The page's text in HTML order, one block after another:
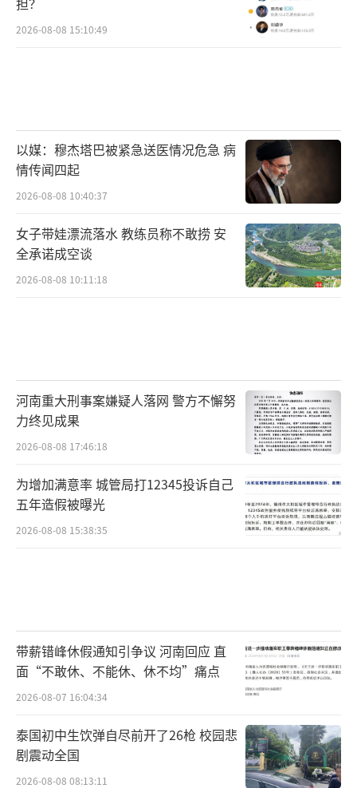
“他当时说了什么？”小特朗普向人群提
随后，他引用泰迪·罗斯福（即老罗斯
福）曾在本次会场附近演讲的历史，称特朗普
就是当代的老罗斯福。“我不相信巧合”，他
他称特朗普本可以不参选，避开纠葛，但
是“他知道，如果有任何机会拯救美国，他就
“无论你是谁，你都可以成为让美国再次
伟大运动的一部分”，他呼吁道，并以特朗普
的副总统人选万斯与他的经历做对比。
“看看我们，一个来自阿巴拉契亚的孩子
和一个来自曼哈顿特朗普大厦的孩子”，他
说，“我们的成长相隔甚远，但现在都在肩并
统。”他说。
小特朗普呼吁，共和党里有那些“想要更
好生活的人”的位置。为此，他们要在11月投
票时做出选择，是选择一群每天都在做着实在
工作建设国家的人，还是“骑在我们头上的华
盛顿官僚”，一辈子没有亲手建设过任何东
2026-08-08 15:10:49
以媒：穆杰塔巴被紧急送医情况危急 病
情传闻四起
2026-08-08 10:40:37
女子带娃漂流落水 教练员称不敢捞 安
全承诺成空谈
2026-08-08 10:11:18
河南重大刑事案嫌疑人落网 警方不懈努
力终见成果
2026-08-08 17:46:18
为增加满意率 城管局打12345投诉自己
五年造假被曝光
2026-08-08 15:38:35
带薪错峰休假通知引争议 河南回应 直
面“不敢休、不能休、休不均”痛点
2026-08-07 16:04:34
泰国初中生饮弹自尽前开了26枪 校园悲
剧震动全国
2026-08-08 08:13:11